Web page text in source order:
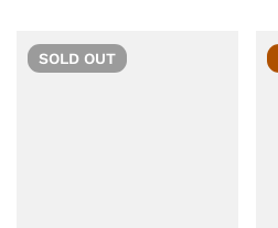
SOLD OUT